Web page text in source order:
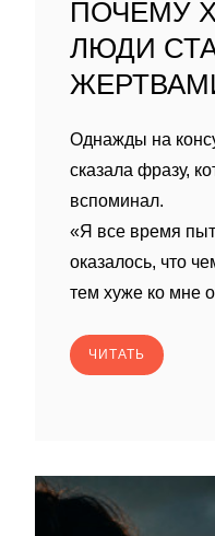
ПОЧЕМУ
ЛЮДИ
Однажды на
сказала фразу,
вспоминал.
«Я все время
оказалось, что
тем хуже ко мне
ЧИТАТЬ